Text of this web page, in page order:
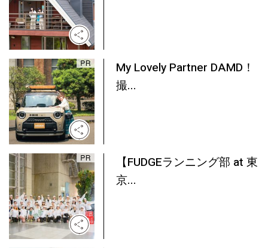
My Lovely Partner DAMD！
撮...
【FUDGEランニング部 at 東
京...